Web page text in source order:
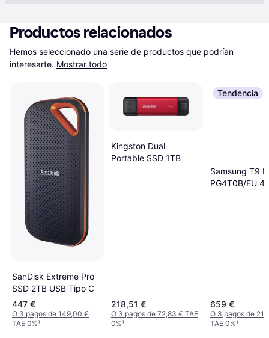
Productos relacionados
Hemos seleccionado una serie de productos que podrían
interesarte. Mostrar todo
SanDisk Extreme Pro
SSD 2TB USB Tipo C
447 €
O 3 pagos de 149,00 €
TAE 0%¹
Kingston Dual
Portable SSD 1TB
218,51 €
O 3 pagos de 72,83 € TAE
0%¹
Tendencia
Samsung T9
PG4T0B/EU
659 €
O 3 pagos de
TAE 0%¹